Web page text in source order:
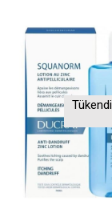
Tükendi